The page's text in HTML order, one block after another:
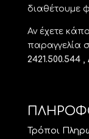
διαθέτουμε
Αν έχετε
παραγγελία
2421.500.544
Τρόποι